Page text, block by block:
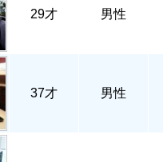
29才 男性
37才 男性